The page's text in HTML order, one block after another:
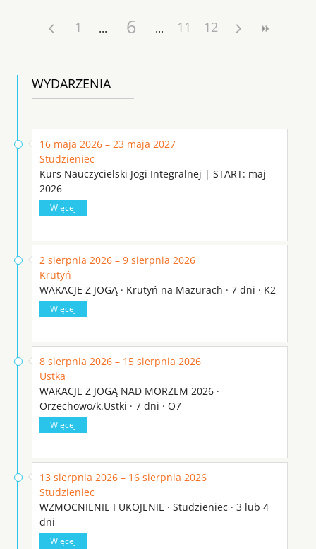
1 6 11 12
WYDARZENIA
16 maja 2026 – 23 maja 2027
Studzieniec
Kurs Nauczycielski Jogi Integralnej | START: maj
2026
Więcej
2 sierpnia 2026 – 9 sierpnia 2026
Krutyń
WAKACJE Z JOGĄ · Krutyń na Mazurach · 7 dni · K2
Więcej
8 sierpnia 2026 – 15 sierpnia 2026
Ustka
WAKACJE Z JOGĄ NAD MORZEM 2026 ·
Orzechowo/k.Ustki · 7 dni · O7
Więcej
13 sierpnia 2026 – 16 sierpnia 2026
Studzieniec
WZMOCNIENIE I UKOJENIE · Studzieniec · 3 lub 4
dni
Więcej